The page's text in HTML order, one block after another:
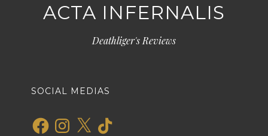
ACTA INFERNALIS
Deathliger's Reviews
SOCIAL MEDIAS
FacebookInstagram
X TikTok